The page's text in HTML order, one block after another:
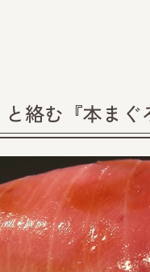
絡む『本まぐ